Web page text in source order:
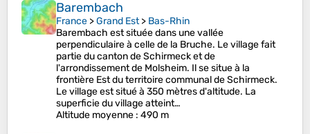
Barembach
France >Grand Est> Bas-Rhin
Barembach est située dans une vallée
perpendiculaire à celle de la Bruche. Le village fait
partie du canton de Schirmeck et de
l'arrondissement de Molsheim. Il se situe à la
frontière Est du territoire communal de Schirmeck.
Le village est situé à 350 mètres d'altitude. La
superficie du village atteint…
Altitude moyenne : 490 m